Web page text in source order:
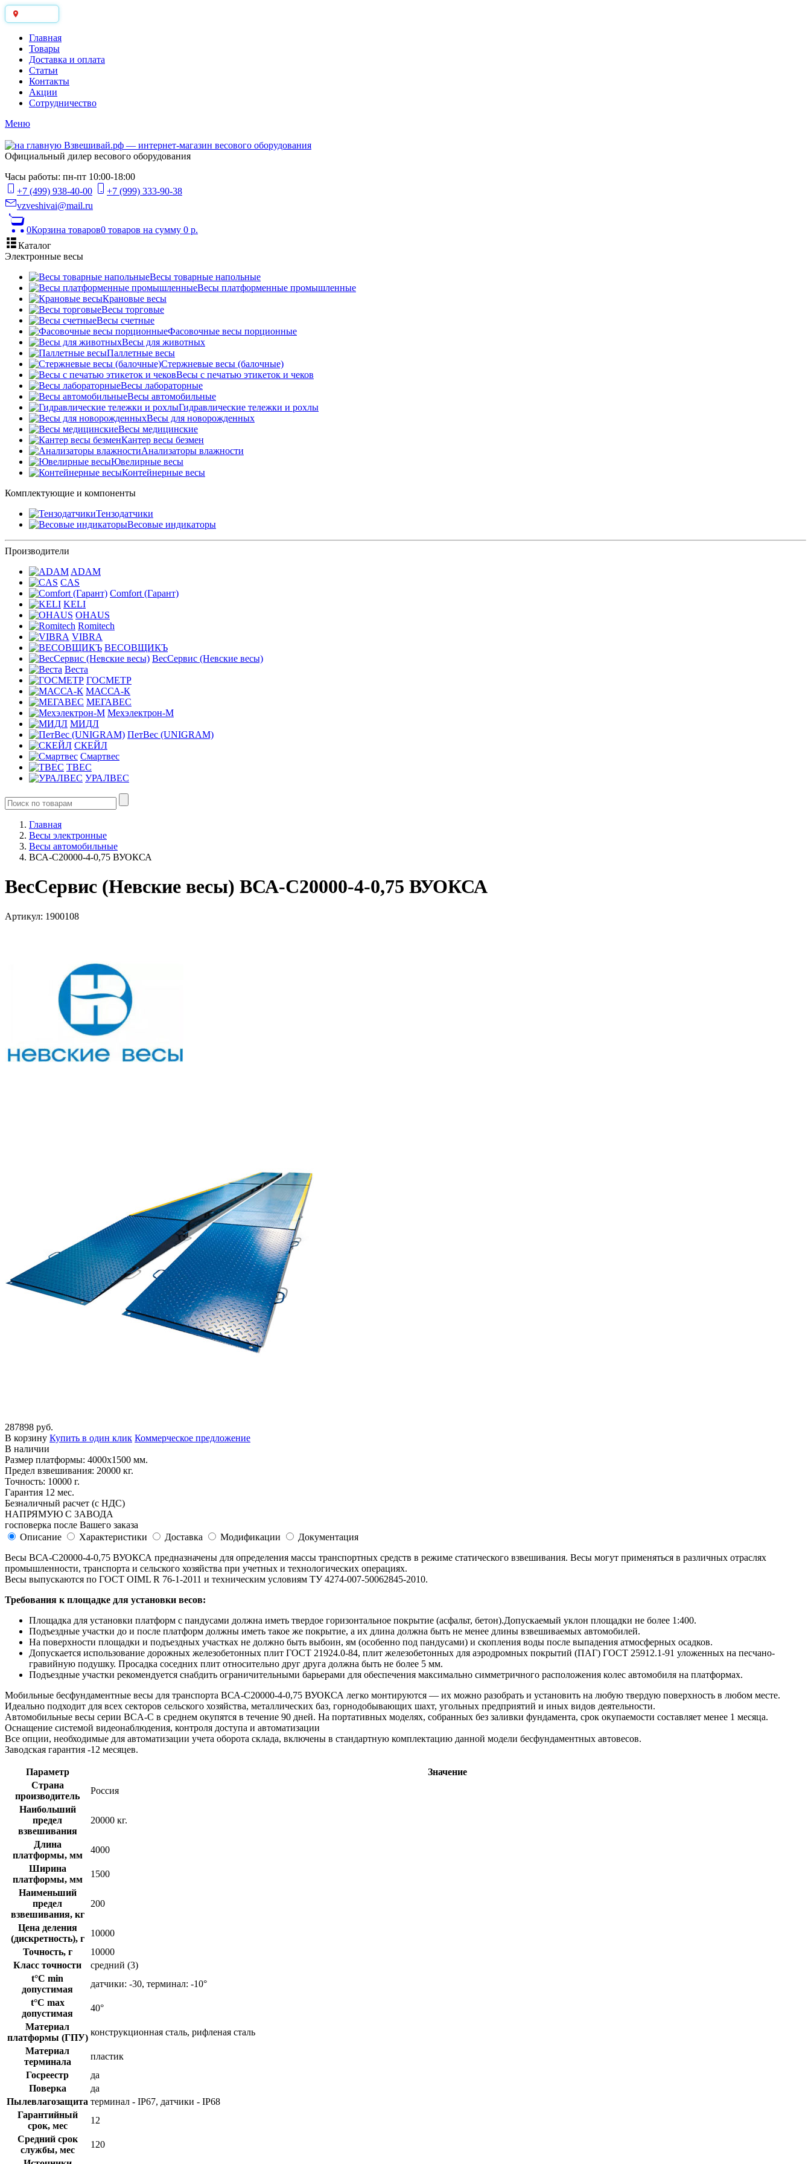
Главная
Товары
Доставка и оплата
Статьи
Контакты
Акции
Сотрудничество
Меню
Официальный дилер весового оборудования
Часы работы: пн-пт 10:00-18:00
+7 (499) 938-40-00
+7 (999) 333-90-38
vzveshivai@mail.ru
0Корзина товаров0 товаров на сумму 0 р.
Каталог
Электронные весы
Весы товарные напольные
Весы платформенные промышленные
Крановые весы
Весы торговые
Весы счетные
Фасовочные весы порционные
Весы для животных
Паллетные весы
Стержневые весы (балочные)
Весы c печатью этикеток и чеков
Весы лабораторные
Весы автомобильные
Гидравлические тележки и рохлы
Весы для новорожденных
Весы медицинские
Кантер весы безмен
Анализаторы влажности
Ювелирные весы
Контейнерные весы
Комплектующие и компоненты
Тензодатчики
Весовые индикаторы
Производители
ADAM
CAS
Comfort (Гарант)
KELI
OHAUS
Romitech
VIBRA
ВЕСОВЩИКЪ
ВесСервис (Невские весы)
Веста
ГОСМЕТР
МАССА-К
МЕГАВЕС
Мехэлектрон-М
МИДЛ
ПетВес (UNIGRAM)
СКЕЙЛ
Смартвес
ТВЕС
УРАЛВЕС
Главная
Весы электронные
Весы автомобильные
ВСА-С20000-4-0,75 ВУОКСА
ВесСервис (Невские весы) ВСА-С20000-4-0,75 ВУОКСА
Артикул: 1900108
287898 руб.
В корзину Купить в один клик Коммерческое предложение
В наличии
Размер платформы: 4000х1500 мм.
Предел взвешивания: 20000 кг.
Точность: 10000 г.
Гарантия 12 мес.
Безналичный расчет (с НДС)
НАПРЯМУЮ С ЗАВОДА
госповерка после Вашего заказа
Описание
Характеристики Доставка Модификации
Документация
Весы ВСА-С20000-4-0,75 ВУОКСА предназначены для определения массы транспортных средств в режиме статического взвешивания. Весы могут применяться в различных отраслях
промышленности, транспорта и сельского хозяйства при учетных и технологических операциях.
Весы выпускаются по ГОСТ OIML R 76-1-2011 и техническим условиям ТУ 4274-007-50062845-2010.
Требования к площадке для установки весов:
Площадка для установки платформ с пандусами должна иметь твердое горизонтальное покрытие (асфальт, бетон).Допускаемый уклон площадки не более 1:400.
Подъездные участки до и после платформ должны иметь такое же покрытие, а их длина должна быть не менее длины взвешиваемых автомобилей.
На поверхности площадки и подъездных участках не должно быть выбоин, ям (особенно под пандусами) и скопления воды после выпадения атмосферных осадков.
Допускается использование дорожных железобетонных плит ГОСТ 21924.0-84, плит железобетонных для аэродромных покрытий (ПАГ) ГОСТ 25912.1-91 уложенных на песчано-
гравийную подушку. Просадка соседних плит относительно друг друга должна быть не более 5 мм.
Подъездные участки рекомендуется снабдить ограничительными барьерами для обеспечения максимально симметричного расположения колес автомобиля на платформах.
Мобильные бесфундаментные весы для транспорта ВСА-С20000-4-0,75 ВУОКСА легко монтируются — их можно разобрать и установить на любую твердую поверхность в любом месте.
Идеально подходит для всех секторов сельского хозяйства, металлических баз, горнодобывающих шахт, угольных предприятий и иных видов деятельности.
Автомобильные весы серии BCA-C в среднем окупятся в течение 90 дней. На портативных моделях, собранных без заливки фундамента, срок окупаемости составляет менее 1 месяца.
Оснащение системой видеонаблюдения, контроля доступа и автоматизации
Все опции, необходимые для автоматизации учета оборота склада, включены в стандартную комплектацию данной модели бесфундаментных автовесов.
Заводская гарантия -12 месяцев.
Параметр
Значение
Страна
производитель
Россия
Наибольший
предел
взвешивания
20000 кг.
Длина
платформы, мм
4000
Ширина
платформы, мм
1500
Наименьший
предел
взвешивания, кг
200
Цена деления
(дискретность), г
10000
Точность, г
10000
Класс точности
средний (3)
t°C min
допустимая
датчики: -30, терминал: -10°
t°C max
допустимая
40°
Материал
платформы (ГПУ)
конструкционная сталь, рифленая сталь
Материал
терминала
пластик
Госреестр
да
Поверка
да
Пылевлагозащита терминал - IP67, датчики - IP68
Гарантийный
срок, мес
12
Средний срок
службы, мес
120